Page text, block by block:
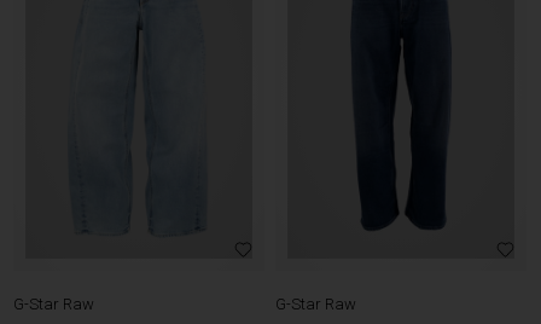
G-Star Raw
G-Star Raw